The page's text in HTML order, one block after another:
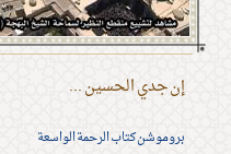
إن جدي الحسين ...
بروموشن كتاب الرحمة الواسعة